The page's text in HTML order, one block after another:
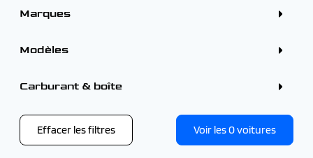
Marques
CITROEN (75)
DS (18)
OMODA (1)
RENAULT (92)
TOYOTA (3)
VOLKSWAGEN (1)
VOLVO (1)
Modèles
PEUGEOT
PEUGEOT 2008 (37)
PEUGEOT 3008 (3)
PEUGEOT 3008 (2026) (16)
PEUGEOT 308 (2026) (24)
PEUGEOT 308 SW (2026) (19)
Carburant & boîte
Effacer les filtres Voir les0voitures